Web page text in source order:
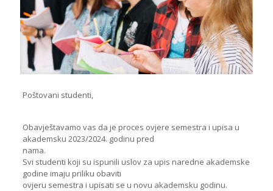
Poštovani studenti,
Obavještavamo vas da je proces ovjere semestra i upisa u
akademsku 2023/2024. godinu pred
nama.
Svi studenti koji su ispunili uslov za upis naredne akademske
godine imaju priliku obaviti
ovjeru semestra i upisati se u novu akademsku godinu.